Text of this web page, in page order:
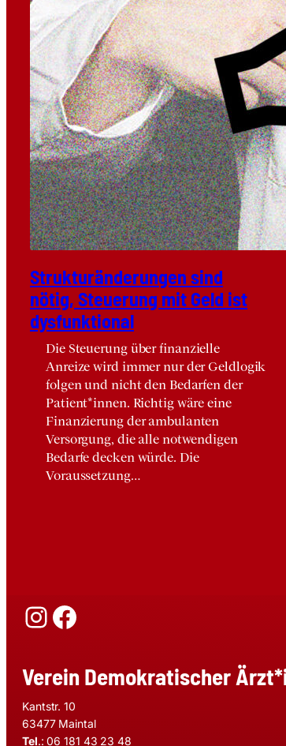
Struk­tur­än­de­run­gen sind
nötig, Steue­rung mit Geld ist
dys­funk­tio­nal
Die Steuerung über finanzielle
Anreize wird immer nur der Geldlogik
folgen und nicht den Bedarfen der
Patient*innen. Richtig wäre eine
Finanzierung der ambulanten
Versorgung, die alle notwendigen
Bedarfe decken würde. Die
Voraussetzung…
Instagram
Facebook
Verein Demokratischer
Kantstr. 10
63477 Maintal
Tel.: 06 181 43 23 48